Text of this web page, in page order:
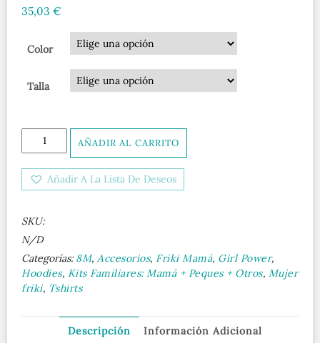
35,03 €
Color
Talla
Sudadera
corta...
mujer
¿cuál
tu
súperpoder?
cantidad
AÑADIR AL CARRITO
Añadir A La Lista De Deseos
SKU:
N/D
Categorías: 8M, Accesorios, Friki Mamá, Girl Power,
Hoodies, Kits Familiares: Mamá + Peques + Otros, Mujer
friki, Tshirts
Descripción Información Adicional